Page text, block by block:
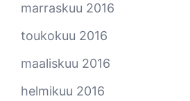
marraskuu 2016
toukokuu 2016
maaliskuu 2016
helmikuu 2016